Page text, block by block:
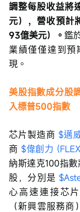
調整每股收益將
元），營收預計
93億美元）。 鑑
業績僅僅達到預
現。
美股指數成分股
入標普500指數
芯片製造商 $邁
商 $偉創力
納斯達克100指
股，分別是
心高速連接芯
（新興雲服務